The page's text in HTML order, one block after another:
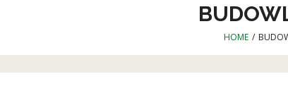
HOME /